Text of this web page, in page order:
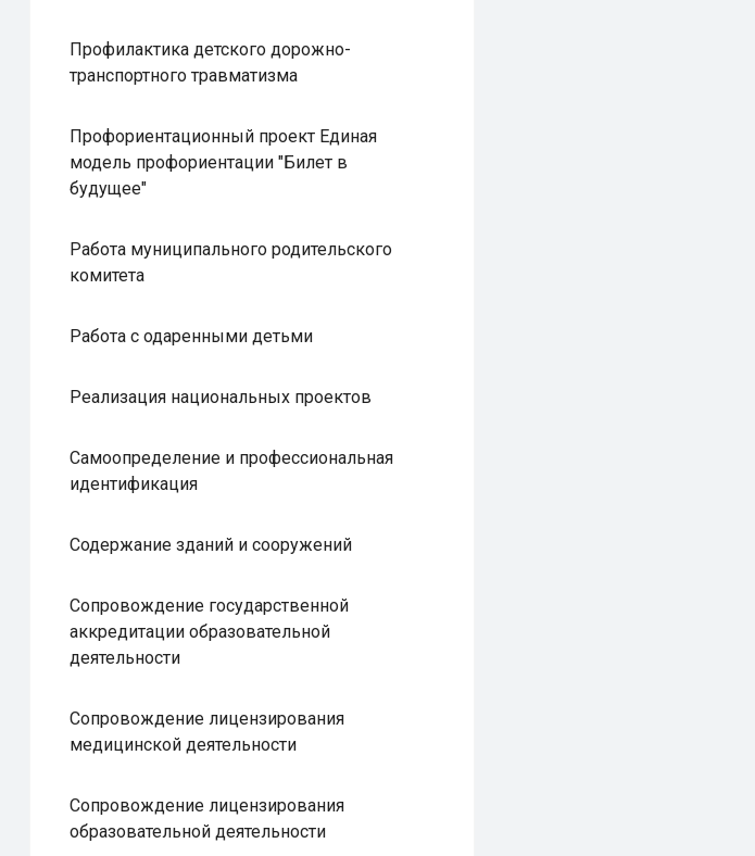
Профилактика детского дорожно-
транспортного травматизма
Профориентационный проект Единая
модель профориентации "Билет в
будущее"
Работа муниципального родительского
комитета
Работа с одаренными детьми
Реализация национальных проектов
Самоопределение и профессиональная
идентификация
Содержание зданий и сооружений
Сопровождение государственной
аккредитации образовательной
деятельности
Сопровождение лицензирования
медицинской деятельности
Сопровождение лицензирования
образовательной деятельности